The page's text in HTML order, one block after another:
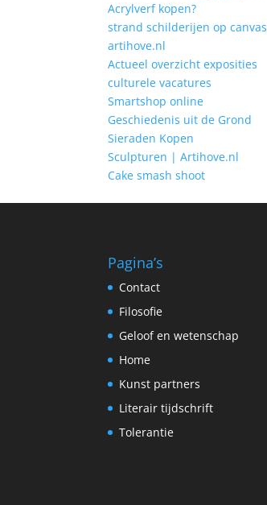
Acrylverf kopen?
strand schilderijen op canvas
artihove.nl
Actueel overzicht exposities
culturele vacatures
Smartshop online
Geschiedenis uit de Grond
Sieraden Kopen
Sculpturen | Artihove.nl
Cake smash shoot
Pagina’s
Contact
Filosofie
Geloof en wetenschap
Home
Kunst partners
Literair tijdschrift
Tolerantie